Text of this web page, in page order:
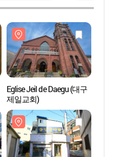
Eglise Jeil de Daegu (대구
제일교회)